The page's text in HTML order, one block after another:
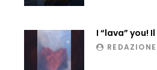
I “lava” you!